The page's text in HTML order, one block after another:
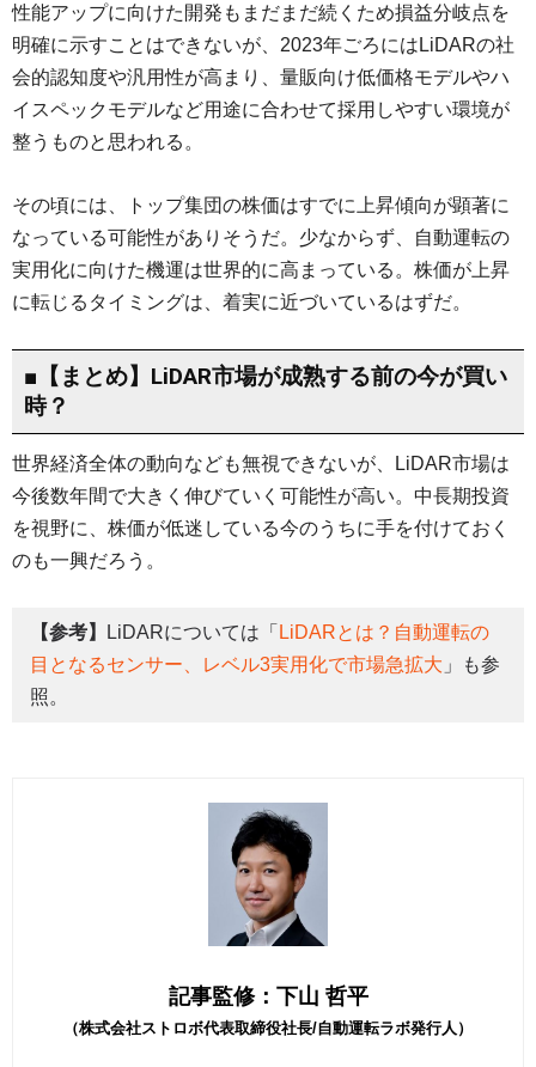
性能アップに向けた開発もまだまだ続くため損益分岐点を
明確に示すことはできないが、2023年ごろにはLiDARの社
会的認知度や汎用性が高まり、量販向け低価格モデルやハ
イスペックモデルなど用途に合わせて採用しやすい環境が
整うものと思われる。
その頃には、トップ集団の株価はすでに上昇傾向が顕著に
なっている可能性がありそうだ。少なからず、自動運転の
実用化に向けた機運は世界的に高まっている。株価が上昇
に転じるタイミングは、着実に近づいているはずだ。
■【まとめ】LiDAR市場が成熟する前の今が買い
時？
世界経済全体の動向なども無視できないが、LiDAR市場は
今後数年間で大きく伸びていく可能性が高い。中長期投資
を視野に、株価が低迷している今のうちに手を付けておく
のも一興だろう。
【参考】 LiDARについては「 LiDARとは？自動運転の
目となるセンサー、レベル3実用化で市場急拡大 」も参
照。
記事監修：下山 哲平
（株式会社ストロボ代表取締役社長/自動運転ラボ発行人）